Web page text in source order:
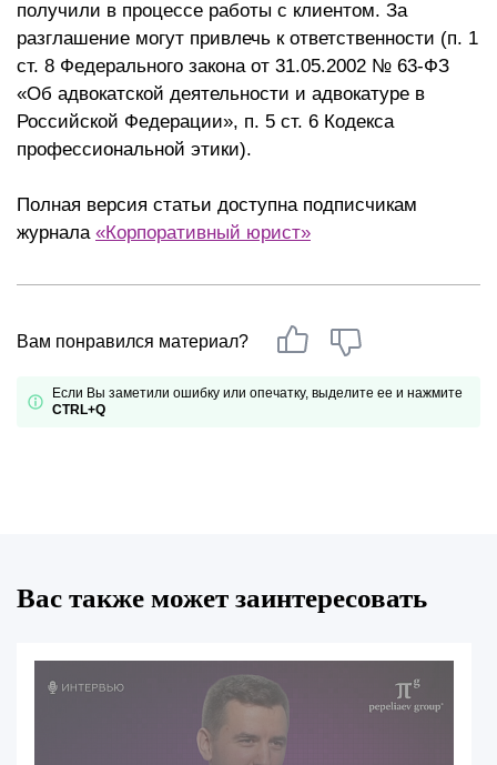
получили в процессе работы с клиентом. За
разглашение могут привлечь к ответственности (п. 1
ст. 8 Федерального закона от 31.05.2002 № 63-ФЗ
«Об адвокатской деятельности и адвокатуре в
Российской Федерации», п. 5 ст. 6 Кодекса
профессиональной этики).
Полная версия статьи доступна подписчикам
журнала «Корпоративный юрист»
Вам понравился материал?
Если Вы заметили ошибку или опечатку, выделите ее и нажмите
CTRL+Q
Вас также может заинтересовать